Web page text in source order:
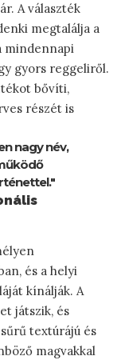
A választék
megtalálja a
mindennapi
gyors reggeliről.
bővíti,
részét is
nagy név,
és a helyi
kínálják. A
játszik, és
textúrájú és
magvakkal